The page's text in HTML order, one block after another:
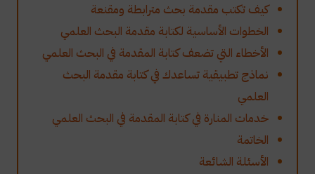
كيف تكتب مقدمة بحث مترابطة ومقنعة
الخطوات الأساسية لكتابة مقدمة البحث العلمي
الأخطاء التي تضعف كتابة المقدمة في البحث العلمي
نماذج تطبيقية تساعدك في كتابة مقدمة البحث
العلمي
خدمات المنارة في كتابة المقدمة في البحث العلمي
الخاتمة
الأسئلة الشائعة